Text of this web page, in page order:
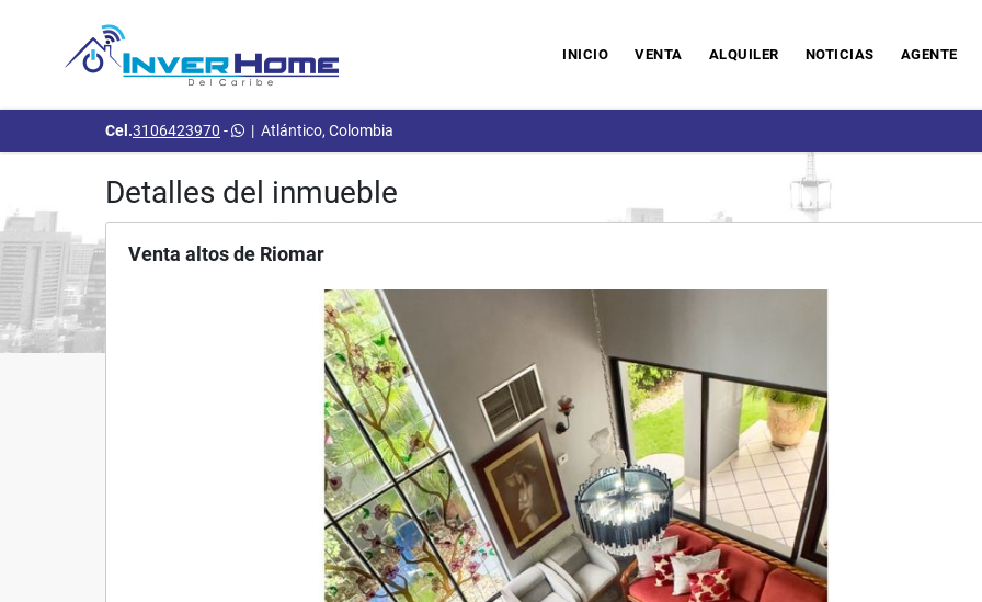
INICIO VENTA ALQUILER NOTICIAS AGENTE
Cel.3106423970 - | Atlántico, Colombia
Detalles del inmueble
Venta altos de Riomar